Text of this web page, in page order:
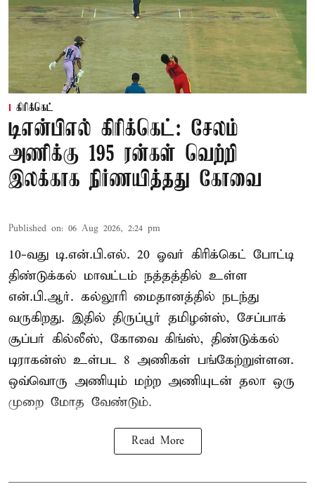
கிரிக்கெட்
டிஎன்பிஎல் கிரிக்கெட்: சேலம்
அணிக்கு 195 ரன்கள் வெற்றி
இலக்காக நிர்ணயித்தது கோவை
Published on: 06 Aug 2026, 2:24 pm
10-வது டி.என்.பி.எல். 20 ஓவர் கிரிக்கெட் போட்டி
திண்டுக்கல் மாவட்டம் நத்தத்தில் உள்ள
என்.பி.ஆர். கல்லூரி மைதானத்தில் நடந்து
வருகிறது. இதில் திருப்பூர் தமிழன்ஸ், சேப்பாக்
சூப்பர் கில்லீஸ், கோவை கிங்ஸ், திண்டுக்கல்
டிராகன்ஸ் உள்பட 8 அணிகள் பங்கேற்றுள்ளன.
ஒவ்வொரு அணியும் மற்ற அணியுடன் தலா ஒரு
முறை மோத வேண்டும்.
Read More